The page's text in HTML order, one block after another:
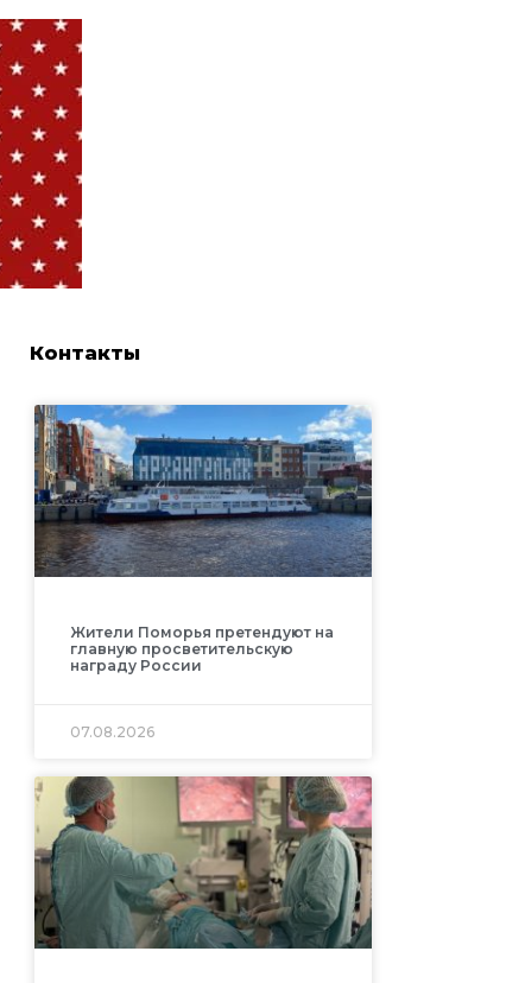
Контакты
Жители Поморья претендуют на
главную просветительскую
награду России
07.08.2026